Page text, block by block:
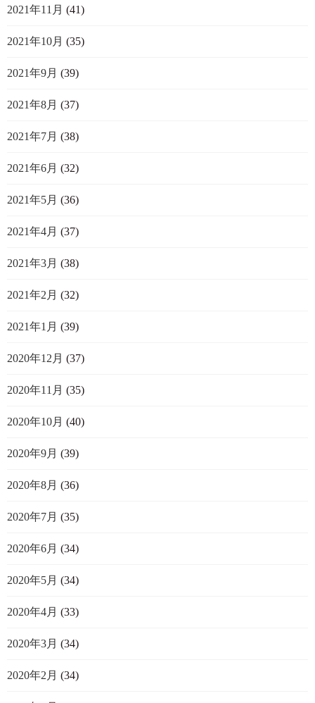
2021年11月 (41)
2021年10月 (35)
2021年9月 (39)
2021年8月 (37)
2021年7月 (38)
2021年6月 (32)
2021年5月 (36)
2021年4月 (37)
2021年3月 (38)
2021年2月 (32)
2021年1月 (39)
2020年12月 (37)
2020年11月 (35)
2020年10月 (40)
2020年9月 (39)
2020年8月 (36)
2020年7月 (35)
2020年6月 (34)
2020年5月 (34)
2020年4月 (33)
2020年3月 (34)
2020年2月 (34)